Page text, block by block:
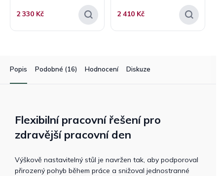
2 330 Kč 2 410 Kč
Popis Podobné (16) Hodnocení Diskuze
Flexibilní pracovní řešení pro
zdravější pracovní den
Výškově nastavitelný stůl je navržen tak, aby podporoval
přirozený pohyb během práce a snižoval jednostranné